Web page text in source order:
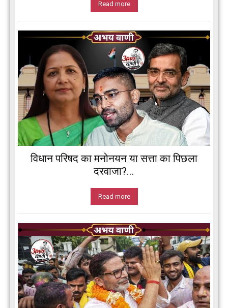
Read more
विधान परिषद का मनोनयन या सत्ता का पिछला
दरवाजा?...
Read more